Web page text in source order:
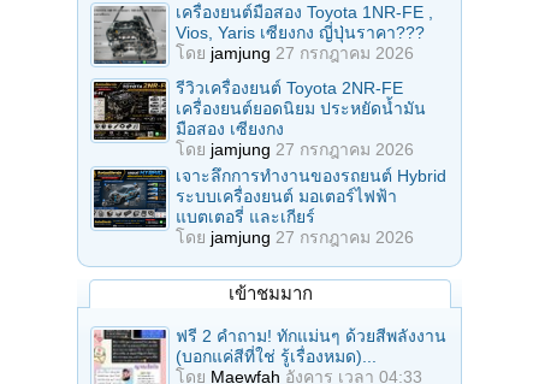
เครื่องยนต์มือสอง Toyota 1NR-FE ,
Vios, Yaris เซียงกง ญี่ปุ่นราคา???
โดย jamjung 27 กรกฎาคม 2026
รีวิวเครื่องยนต์ Toyota 2NR-FE
เครื่องยนต์ยอดนิยม ประหยัดน้ำมัน
มือสอง เซียงกง
โดย jamjung 27 กรกฎาคม 2026
เจาะลึกการทำงานของรถยนต์ Hybrid
ระบบเครื่องยนต์ มอเตอร์ไฟฟ้า
แบตเตอรี่ และเกียร์
โดย jamjung 27 กรกฎาคม 2026
เข้าชมมาก
ฟรี 2 คำถาม! ทักแม่นๆ ด้วยสีพลังงาน
(บอกแค่สีที่ใช่ รู้เรื่องหมด)...
โดย Maewfah อังคาร เวลา 04:33